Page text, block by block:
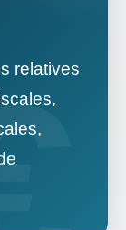
relatives